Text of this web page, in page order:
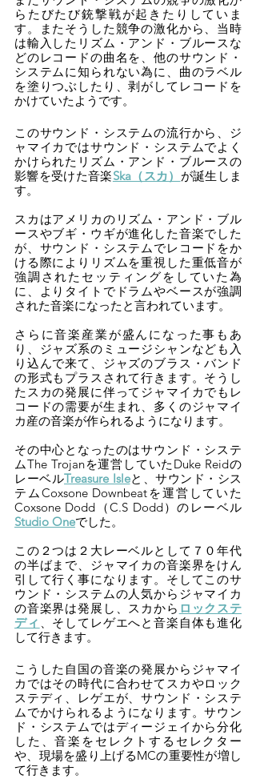
らたびたび銃撃戦が起きたりしていま
す。またそうした競争の激化から、当時
は輸入したリズム・アンド・ブルースな
どのレコードの曲名を、他のサウンド・
システムに知られない為に、曲のラベル
を塗りつぶしたり、剥がしてレコードを
かけていたようです。
このサウンド・システムの流行から、ジ
ャマイカではサウンド・システムでよく
かけられたリズム・アンド・ブルースの
影響を受けた音楽Ska（スカ） が誕生しま
す。
スカはアメリカのリズム・アンド・ブル
ースやブギ・ウギが進化した音楽でした
が、サウンド・システムでレコードをか
ける際によりリズムを重視した重低音が
強調されたセッティングをしていた為
に、よりタイトでドラムやベースが強調
された音楽になったと言われています。
さらに音楽産業が盛んになった事もあ
り、ジャズ系のミュージシャンなども入
り込んで来て、ジャズのブラス・バンド
の形式もプラスされて行きます。そうし
たスカの発展に伴ってジャマイカでもレ
コードの需要が生まれ、多くのジャマイ
カ産の音楽が作られるようになります。
その中心となったのはサウンド・システ
ムThe Trojanを運営していたDuke Reidの
レーベルTreasure Isleと、サウンド・シス
テムCoxsone Downbeatを運営していた
Coxsone Dodd（C.S Dodd）のレーベル
Studio Oneでした。
この２つは２大レーベルとして７０年代
の半ばまで、ジャマイカの音楽界をけん
引して行く事になります。そしてこのサ
ウンド・システムの人気からジャマイカ
の音楽界は発展し、スカから ロックステ
ディ 、そしてレゲエへと音楽自体も進化
して行きます。
こうした自国の音楽の発展からジャマイ
カではその時代に合わせてスカやロック
ステディ、レゲエが、サウンド・システ
ムでかけられるようになります。サウン
ド・システムではディージェイから分化
した、音楽をセレクトするセレクター
や、現場を盛り上げるMCの重要性が増し
て行きます。